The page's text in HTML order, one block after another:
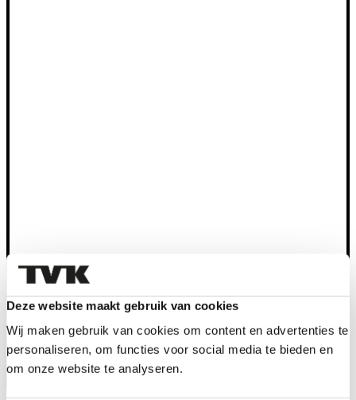
Deze website maakt gebruik van cookies
Wij maken gebruik van cookies om content en advertenties te
personaliseren, om functies voor social media te bieden en
om onze website te analyseren.
Deze auto staat bij: Lynk & Co Alkmaar
Robbenkoog 8,
1822 BB Alkmaar
Gesloten Opent maandag om 08:00 AM
Daarom kies je Ton van Kuyk